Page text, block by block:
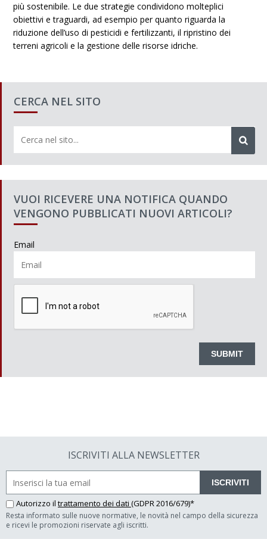
più sostenibile. Le due strategie condividono molteplici
obiettivi e traguardi, ad esempio per quanto riguarda la
riduzione dell’uso di pesticidi e fertilizzanti, il ripristino dei
terreni agricoli e la gestione delle risorse idriche.
CERCA NEL SITO
VUOI RICEVERE UNA NOTIFICA QUANDO
VENGONO PUBBLICATI NUOVI ARTICOLI?
Email
ISCRIVITI ALLA NEWSLETTER
ISCRIVITI
Autorizzo il trattamento dei dati (GDPR 2016/679)*
Resta informato sulle nuove normative, le novità nel campo della sicurezza
e ricevi le promozioni riservate agli iscritti.